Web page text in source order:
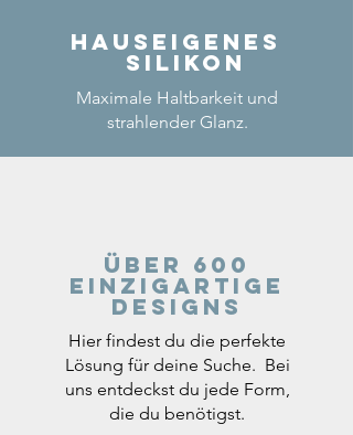
Hauseigenes
Silikon
Maximale Haltbarkeit und
strahlender Glanz.
Über 600
einzigartige
Designs
Hier findest du die perfekte
Lösung für deine Suche. Bei
uns entdeckst du jede Form,
die du benötigst.